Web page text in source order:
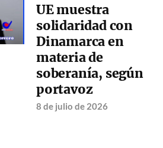
UE muestra
solidaridad con
Dinamarca en
materia de
soberanía, según
portavoz
8 de julio de 2026